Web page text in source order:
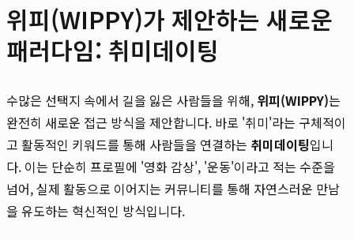
위피(WIPPY)가 제안하는 새로운
패러다임: 취미데이팅
수많은 선택지 속에서 길을 잃은 사람들을 위해, 위피(WIPPY)는
완전히 새로운 접근 방식을 제안합니다. 바로 '취미'라는 구체적이
고 활동적인 키워드를 통해 사람들을 연결하는 취미데이팅입니
다. 이는 단순히 프로필에 '영화 감상', '운동'이라고 적는 수준을
넘어, 실제 활동으로 이어지는 커뮤니티를 통해 자연스러운 만남
을 유도하는 혁신적인 방식입니다.